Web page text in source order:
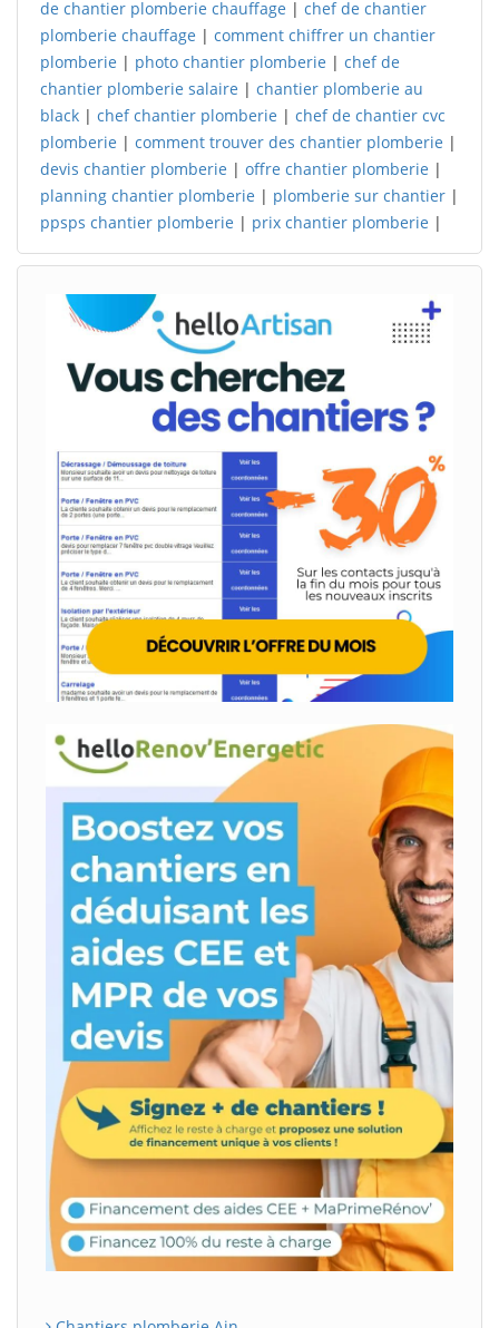
de chantier plomberie chauffage | chef de chantier
plomberie chauffage | comment chiffrer un chantier
plomberie | photo chantier plomberie | chef de
chantier plomberie salaire | chantier plomberie au
black | chef chantier plomberie | chef de chantier cvc
plomberie | comment trouver des chantier plomberie |
devis chantier plomberie | offre chantier plomberie |
planning chantier plomberie | plomberie sur chantier |
ppsps chantier plomberie | prix chantier plomberie |